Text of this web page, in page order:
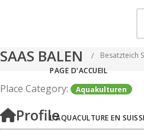
PAGE D'ACCUEIL
L'AQUACULTURE EN
SAAS BALEN
You are
Besatzteich
Place Category: Aquakulturen
Profile